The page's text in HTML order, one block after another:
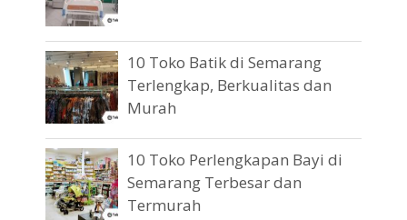
10 Toko Batik di Semarang
Terlengkap, Berkualitas dan
Murah
10 Toko Perlengkapan Bayi di
Semarang Terbesar dan
Termurah